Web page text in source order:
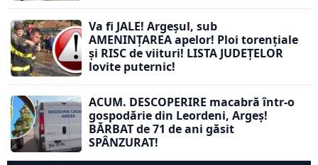
Va fi JALE! Argeșul, sub
AMENINȚAREA apelor! Ploi torențiale
și RISC de viituri! LISTA JUDEȚELOR
lovite puternic!
ACUM. DESCOPERIRE macabră într-o
gospodărie din Leordeni, Argeș!
BĂRBAT de 71 de ani găsit
SPÂNZURAT!